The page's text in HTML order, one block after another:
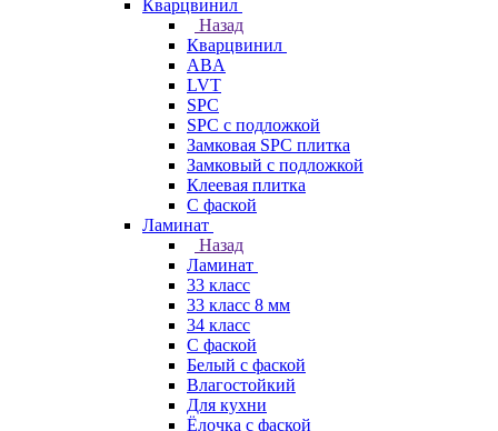
Кварцвинил
Назад
Кварцвинил
ABA
LVT
SPC
SPC с подложкой
Замковая SPC плитка
Замковый с подложкой
Клеевая плитка
С фаской
Ламинат
Назад
Ламинат
33 класс
33 класс 8 мм
34 класс
C фаской
Белый с фаской
Влагостойкий
Для кухни
Ёлочка с фаской